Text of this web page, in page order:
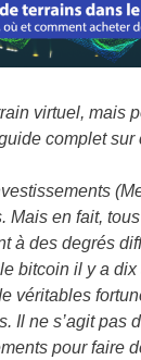
virtuel, mais
complet sur
Mais en fait,
à des degrés
bitcoin il y a
véritables
Il ne s’agit pas
pour faire